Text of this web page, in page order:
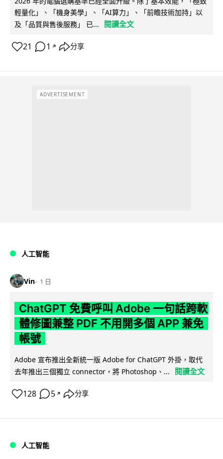
輕量化」、「機身美學」、「AI算力」、「前瞻技術加持」以
及「品質與售後服務」 已...
閱讀全文
21 1 ↗ 分享
ADVERTISEMENT
人工智能
Vin 1 日
ChatGPT 免費呼叫 Adobe 一句話跨軟
體修圖兼整 PDF 不用開多個 APP 兼免
帳號
Adobe 宣布推出全新統一版 Adobe for ChatGPT 外掛，取代
去年推出三個獨立 connector，將 Photoshop、...
閱讀全文
128 5 ↗ 分享
人工智能